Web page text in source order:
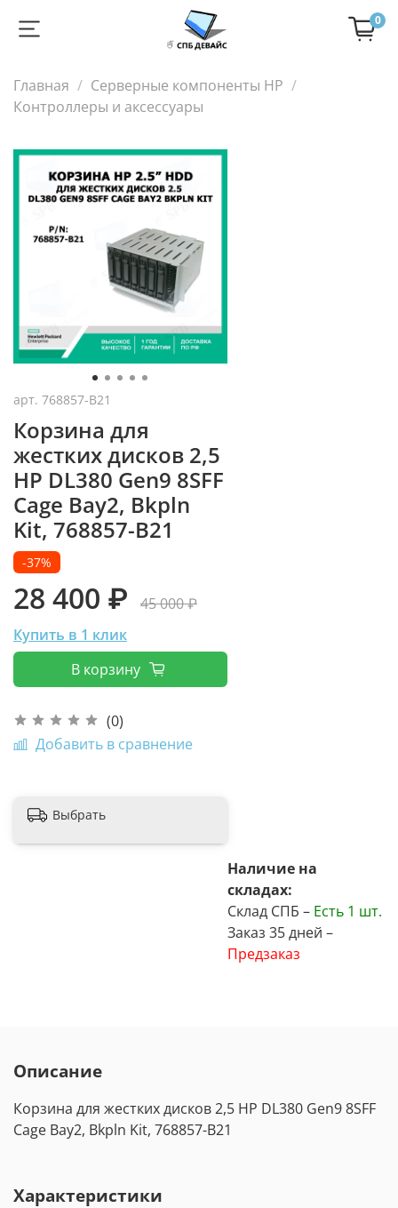
0
Главная
Серверные компоненты HP
Контроллеры и аксессуары
арт. 768857-B21
Корзина для
жестких дисков 2,5
HP DL380 Gen9 8SFF
Cage Bay2, Bkpln
Kit, 768857-B21
(0)
Добавить в сравнение
-37%
28 400 ₽
45 000 ₽
Купить в 1 клик
В корзину
Наличие на
складах:
Склад СПБ – Есть 1 шт.
Заказ 35 дней –
Предзаказ
Выбрать
Описание
Корзина для жестких дисков 2,5 HP DL380 Gen9 8SFF
Cage Bay2, Bkpln Kit, 768857-B21
Характеристики